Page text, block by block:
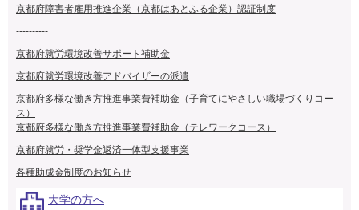
京都府障害者雇用推進企業（京都はあとふる企業）認証制度
----------
京都府就労環境改善サポート補助金
京都府就労環境改善アドバイザーの派遣
京都府多様な働き方推進事業費補助金（子育てにやさしい職場づくりコー
ス）
京都府多様な働き方推進事業費補助金（テレワークコース）
京都府就労・奨学金返済一体型支援事業
各種助成金制度のお知らせ
大学の方へ